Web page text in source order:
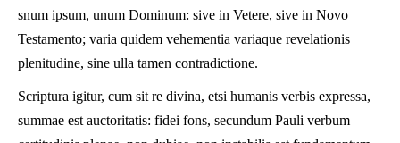
snum ipsum, unum Dominum: sive in Vetere, sive in Novo
Testamento; varia quidem vehementia variaque revelationis
plenitudine, sine ulla tamen contradictione.
Scriptura igitur, cum sit re divina, etsi humanis verbis expressa,
summae est auctoritatis: fidei fons, secundum Pauli verbum